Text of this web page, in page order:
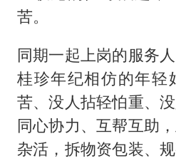
苦。
同期一起上岗的服务
桂珍年纪相仿的年轻
苦、没人拈轻怕重、
同心协力、互帮互助
杂活，拆物资包装、